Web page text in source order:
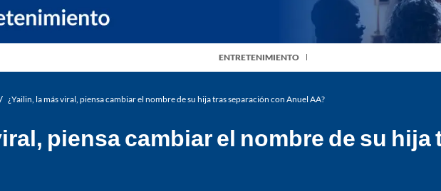
ENTRETENIMIENTO
/ ¿Yailin, la más viral, piensa cambiar el nombre de su hija tras separación con Anuel AA?
piensa cambiar el nombre de su